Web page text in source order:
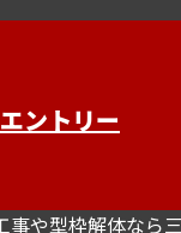
エントリー